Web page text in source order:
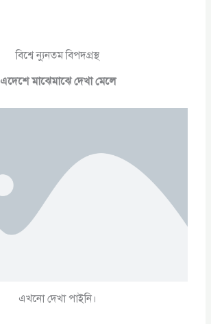
বিশ্বে ন্যুনতম বিপদগ্রস্থ
এদেশে মাঝেমাঝে দেখা মেলে
এখনো দেখা পাইনি।